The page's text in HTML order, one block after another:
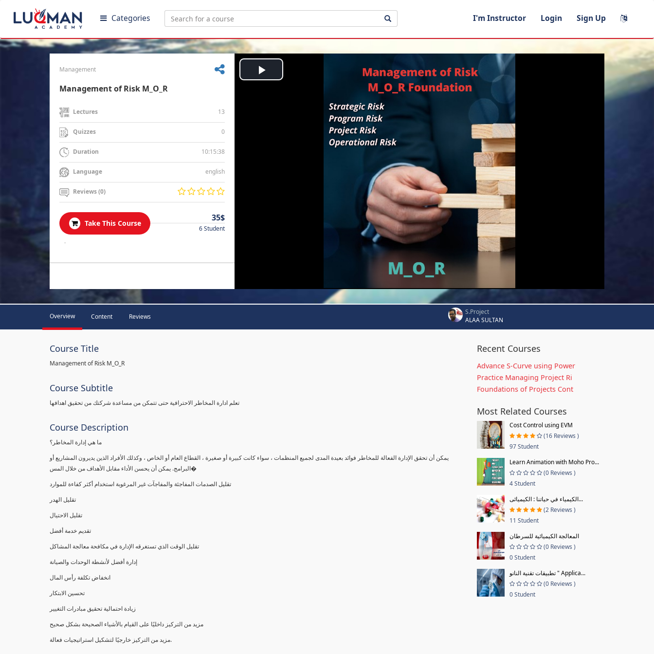
Categories I'm Instructor Login Sign Up
Management
Management of Risk M_O_R
Lectures 13
Quizzes 0
Duration 10:15:38
Language english
Reviews (0)
Take This Course
35$
6 Student
.
Play
Overview Content Reviews
S.Project
ALAA SULTAN
Course Title
Management of Risk M_O_R
Course Subtitle
تعلم ادارة المخاطر الاحترافية حتى تتمكن من مساعدة شركتك من تحقيق اهدافها
Course Description
ما هي إدارة المخاطر؟
يمكن أن تحقق الإدارة الفعالة للمخاطر فوائد بعيدة المدى لجميع المنظمات ، سواء كانت كبيرة أو صغيرة ، القطاع العام أو الخاص ، وكذلك الأفراد الذين يديرون المشاريع أو
البرامج. يمكن أن يحسن الأداء مقابل الأهداف من خلال المس�
تقليل الصدمات المفاجئة والمفاجآت غير المرغوبة استخدام أكثر كفاءة للموارد
تقليل الهدر
تقليل الاحتيال
تقديم خدمة أفضل
تقليل الوقت الذي تستغرقه الإدارة في مكافحة معالجة المشاكل
إدارة أفضل لأنشطة الوحدات والصيانة
انخفاض تكلفة رأس المال
تحسين الابتكار
زيادة احتمالية تحقيق مبادرات التغيير
مزيد من التركيز داخليًا على القيام بالأشياء الصحيحة بشكل صحيح
مزيد من التركيز خارجيًا لتشكيل استراتيجيات فعالة.
Recent Courses
Advance S-Curve using Power
Practice Managing Project Ri
Foundations of Projects Cont
Most Related Courses
Cost Control using EVM
(16 Reviews )
97 Student
Learn Animation with Moho Pro...
(0 Reviews )
4 Student
الكيمياء في حياتنا : الكيميائى...
(2 Reviews )
11 Student
المعالجة الكيميائية للسرطان
(0 Reviews )
0 Student
تطبيقات تقنية النانو " Applica...
(0 Reviews )
0 Student